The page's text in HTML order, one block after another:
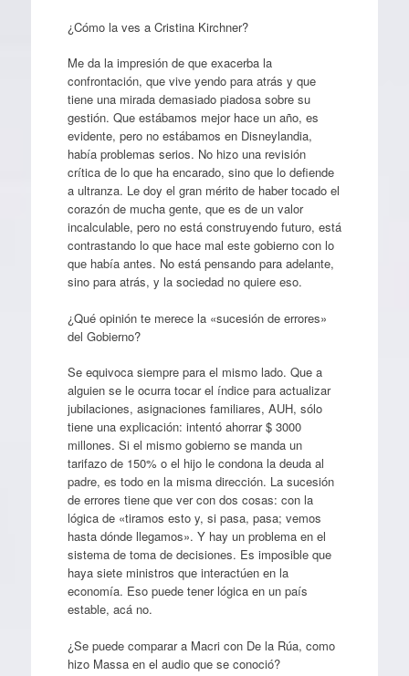
¿Cómo la ves a Cristina Kirchner?
Me da la impresión de que exacerba la
confrontación, que vive yendo para atrás y que
tiene una mirada demasiado piadosa sobre su
gestión. Que estábamos mejor hace un año, es
evidente, pero no estábamos en Disneylandia,
había problemas serios. No hizo una revisión
crítica de lo que ha encarado, sino que lo defiende
a ultranza. Le doy el gran mérito de haber tocado el
corazón de mucha gente, que es de un valor
incalculable, pero no está construyendo futuro, está
contrastando lo que hace mal este gobierno con lo
que había antes. No está pensando para adelante,
sino para atrás, y la sociedad no quiere eso.
¿Qué opinión te merece la «sucesión de errores»
del Gobierno?
Se equivoca siempre para el mismo lado. Que a
alguien se le ocurra tocar el índice para actualizar
jubilaciones, asignaciones familiares, AUH, sólo
tiene una explicación: intentó ahorrar $ 3000
millones. Si el mismo gobierno se manda un
tarifazo de 150% o el hijo le condona la deuda al
padre, es todo en la misma dirección. La sucesión
de errores tiene que ver con dos cosas: con la
lógica de «tiramos esto y, si pasa, pasa; vemos
hasta dónde llegamos». Y hay un problema en el
sistema de toma de decisiones. Es imposible que
haya siete ministros que interactúen en la
economía. Eso puede tener lógica en un país
estable, acá no.
¿Se puede comparar a Macri con De la Rúa, como
hizo Massa en el audio que se conoció?